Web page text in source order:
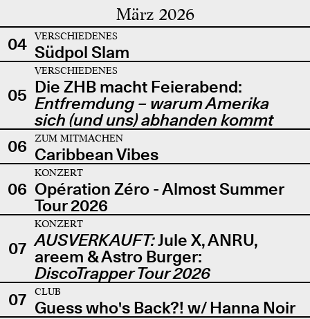
März 2026
04 VERSCHIEDENES
Südpol Slam
05
VERSCHIEDENES
Die ZHB macht Feierabend:
Entfremdung – warum Amerika
sich (und uns) abhanden kommt
06
ZUM MITMACHEN
Caribbean Vibes
06
KONZERT
Opération Zéro - Almost Summer
Tour 2026
07
KONZERT
AUSVERKAUFT:Jule X, ANRU,
areem & Astro Burger:
DiscoTrapper Tour 2026
07
CLUB
Guess who's Back?! w/ Hanna Noir